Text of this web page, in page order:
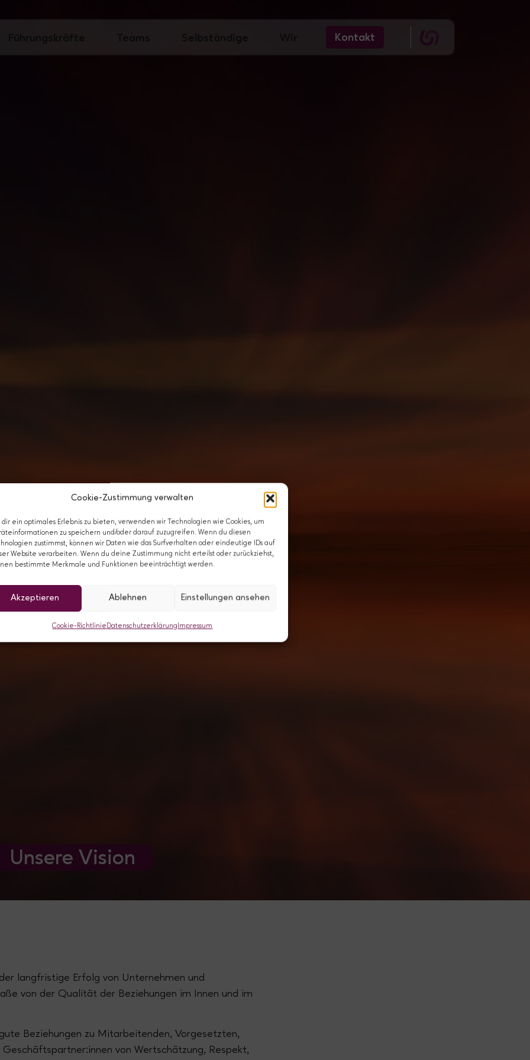
Cookie-Zustimmung verwalten
dir ein optimales Erlebnis zu bieten, verwenden wir Technologien wie Cookies, um
zu speichern und/oder darauf zuzugreifen. Wenn du diesen
zustimmst, können wir Daten wie das Surfverhalten oder eindeutige IDs auf
Website verarbeiten. Wenn du deine Zustimmung nicht erteilst oder zurückziehst,
bestimmte Merkmale und Funktionen beeinträchtigt werden.
Akzeptieren Ablehnen Einstellungen ansehen
Cookie-RichtlinieDatenschutzerklärungImpressum
Kontakt
Unsere Vision
langfristige Erfolg von Unternehmen und
von der Qualität der Beziehungen im Innen und im
Beziehungen zu Mitarbeitenden, Vorgesetzten,
Geschäftspartner:innen von Wertschätzung, Respekt,